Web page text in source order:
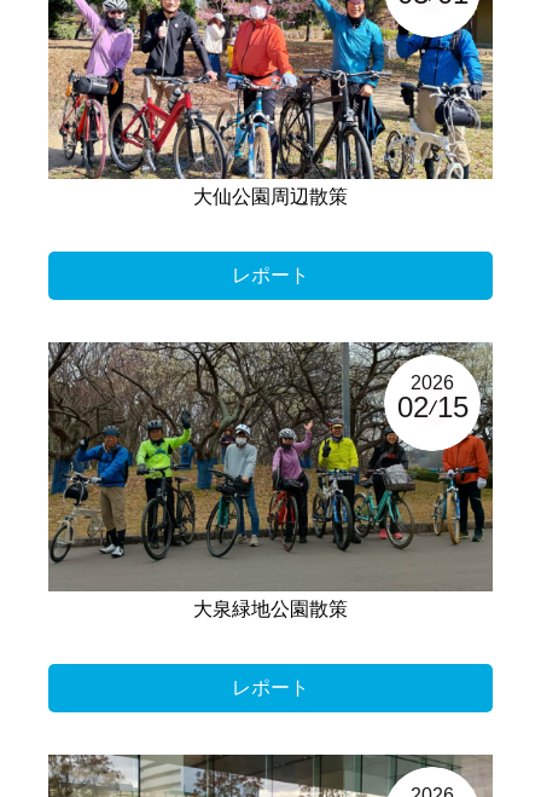
大仙公園周辺散策
レポート
2026
02 15
大泉緑地公園散策
レポート